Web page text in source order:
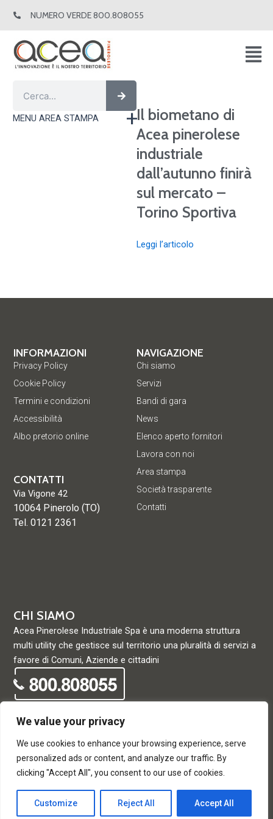
We value your privacy
We use cookies to enhance your browsing experience, serve
personalized ads or content, and analyze our traffic. By
clicking "Accept All", you consent to our use of cookies.
Customize Reject All Accept All
NUMERO VERDE 800.808055
Cerca
MENU AREA STAMPA
Il biometano di
Acea pinerolese
industriale
dall’autunno finirà
sul mercato –
Torino Sportiva
Leggi l’articolo
CHI SIAMO
Acea Pinerolese Industriale Spa è una moderna struttura
multi utility che gestisce sul territorio una pluralità di servizi a
favore di Comuni, Aziende e cittadini
NAVIGAZIONE
Chi siamo
Servizi
Bandi di gara
News
Elenco aperto fornitori
Lavora con noi
Area stampa
Società trasparente
Contatti
INFORMAZIONI
Privacy Policy
Cookie Policy
Termini e condizioni
Accessibilità
Albo pretorio online
CONTATTI
Via Vigone 42
10064 Pinerolo (TO)
Tel. 0121 2361
© Acea Pinerolese Industriale S.p.a. – Tutti i diritti riservati. Via
Vigone 42 - 10064 Pinerolo - P. Iva e Registro delle imprese di
Torino 05059960012 - Capitale Sociale
33.915.698,68 REA di Torino: 680448
T
w